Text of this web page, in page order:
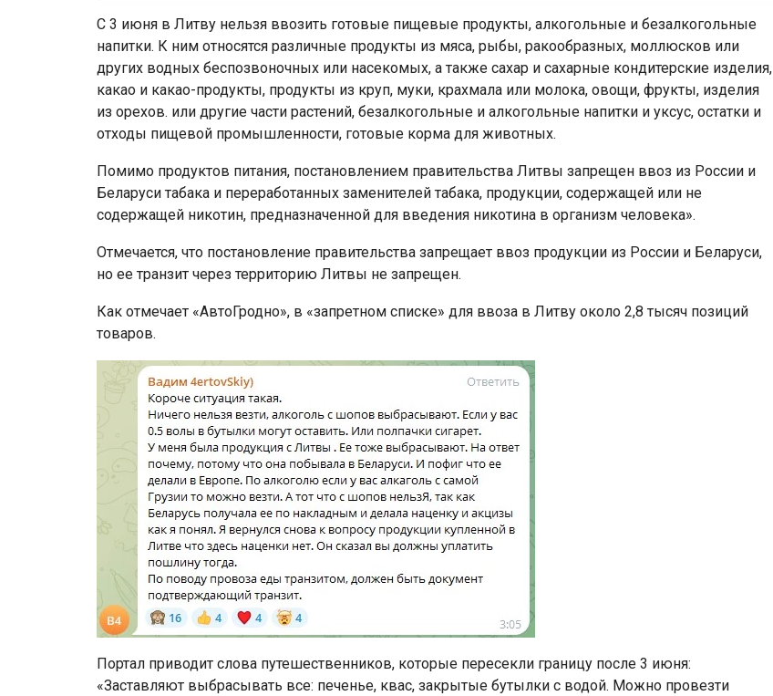
С 3 июня в Литву нельзя ввозить готовые пищевые продукты, алкогольные и безалкогольные
напитки. К ним относятся различные продукты из мяса, рыбы, ракообразных, моллюсков или
других водных беспозвоночных или насекомых, а также сахар и сахарные кондитерские изделия,
какао и какао-продукты, продукты из круп, муки, крахмала или молока, овощи, фрукты, изделия
из орехов. или другие части растений, безалкогольные и алкогольные напитки и уксус, остатки и
отходы пищевой промышленности, готовые корма для животных.
Помимо продуктов питания, постановлением правительства Литвы запрещен ввоз из России и
Беларуси табака и переработанных заменителей табака, продукции, содержащей или не
содержащей никотин, предназначенной для введения никотина в организм человека».
Отмечается, что постановление правительства запрещает ввоз продукции из России и Беларуси,
но ее транзит через территорию Литвы не запрещен.
Как отмечает «АвтоГродно», в «запретном списке» для ввоза в Литву около 2,8 тысяч позиций
товаров.
Портал приводит слова путешественников, которые пересекли границу после 3 июня:
«Заставляют выбрасывать все: печенье, квас, закрытые бутылки с водой. Можно провезти